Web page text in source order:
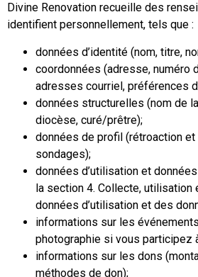
Divine Renovation recueille des
identifient personnellement, tels que :
données d’identité (nom, titre,
coordonnées (adresse, numéro
adresses courriel, préférences
données structurelles (nom de
diocèse, curé/prêtre);
données de profil (rétroaction
sondages);
données d’utilisation et
la section 4. Collecte, utilisation
données d’utilisation et des
informations sur les
photographie si vous participez
informations sur les dons
méthodes de don);